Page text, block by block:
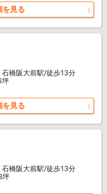
を見る
橋阪大前駅/徒歩13分
坪
を見る
橋阪大前駅/徒歩13分
坪